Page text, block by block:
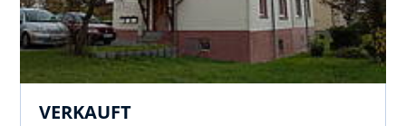
VERKAUFT